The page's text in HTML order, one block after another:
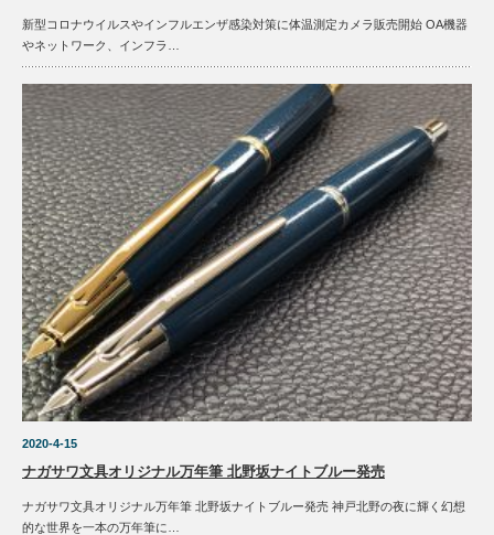
新型コロナウイルスやインフルエンザ感染対策に体温測定カメラ販売開始 OA機器
やネットワーク、インフラ…
2020-4-15
ナガサワ文具オリジナル万年筆 北野坂ナイトブルー発売
ナガサワ文具オリジナル万年筆 北野坂ナイトブルー発売 神戸北野の夜に輝く幻想
的な世界を一本の万年筆に…